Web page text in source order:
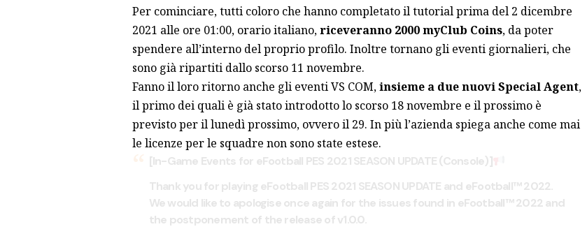
Per cominciare, tutti coloro che hanno completato il tutorial prima del 2 dicembre
2021 alle ore 01:00, orario italiano,riceveranno 2000 myClub Coins, da poter
spendere all’interno del proprio profilo. Inoltre tornano gli eventi giornalieri, che
sono già ripartiti dallo scorso 11 novembre.
Fanno il loro ritorno anche gli eventi VS COM,insieme a due nuovi Special Agent,
il primo dei quali è già stato introdotto lo scorso 18 novembre e il prossimo è
previsto per il lunedì prossimo, ovvero il 29. In più l’azienda spiega anche come mai
le licenze per le squadre non sono state estese.
[In-Game Events for eFootball PES 2021 SEASON UPDATE (Console)]
Thank you for playing eFootball PES 2021 SEASON UPDATE and eFootball™ 2022.
We would like to apologise once again for the issues found in eFootball™ 2022 and
the postponement of the release of v1.0.0.